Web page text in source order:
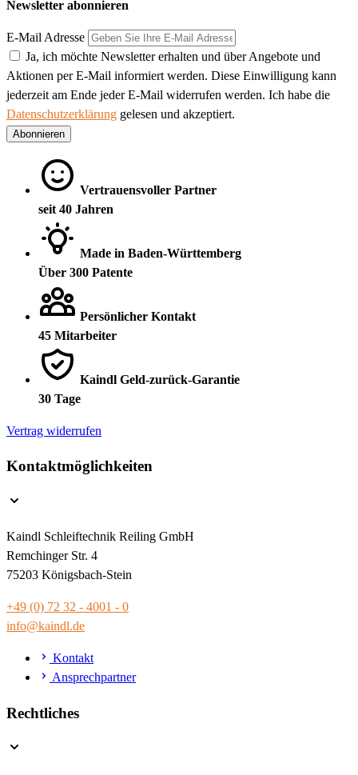
Newsletter abonnieren
E-Mail Adresse
Ja, ich möchte Newsletter erhalten und über Angebote und
Aktionen per E-Mail informiert werden. Diese Einwilligung kann
jederzeit am Ende jeder E-Mail widerrufen werden. Ich habe die
Datenschutzerklärung gelesen und akzeptiert.
Abonnieren
Vertrauensvoller Partner
seit 40 Jahren
Made in Baden-Württemberg
Über 300 Patente
Persönlicher Kontakt
45 Mitarbeiter
Kaindl Geld-zurück-Garantie
30 Tage
Vertrag widerrufen
Kontaktmöglichkeiten
Kaindl Schleiftechnik Reiling GmbH
Remchinger Str. 4
75203 Königsbach-Stein
+49 (0) 72 32 - 4001 - 0
info@kaindl.de
Kontakt
Ansprechpartner
Rechtliches